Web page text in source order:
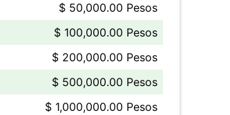
$ 50,000.00 Pesos
$ 100,000.00 Pesos
$ 200,000.00 Pesos
$ 500,000.00 Pesos
$ 1,000,000.00 Pesos